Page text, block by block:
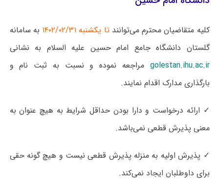
کلیه متقاضیان محترم می‌توانند تا یکشنبه ۱۴۰۲/۰۲/۳۱
به سامانه
گلستان دانشگاه جامع امام حسین علیه السلام به نشانی
golestan.ihu.ac.ir مراجعه نموده و نسبت به ثبت نام و
بارگذاری مدارک اقدام نمایند.
✓ ارائه درخواست و دارا بودن حداقل شرایط به هیچ عنوان به
معنی پذیرش قطعی نمی‌باشد.
✓ پذیرش اولیه به منزله پذیرش قطعی نیست و هیچ گونه حقی
برای داوطلبان ایجاد نمی‌کند.